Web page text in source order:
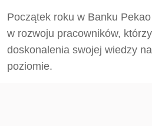
Początek roku w Banku
w rozwoju pracowników,
doskonalenia swojej wiedzy
poziomie.